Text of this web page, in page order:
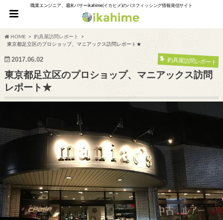
職業エンジニア、週末バサーikahime(イカヒメ)のバスフィッシング情報発信サイト
HOME
釣具屋訪問レポート
東京都足立区のプロショップ、マニアックス訪問レポート★
2017.06.02 釣具屋訪問レポート
東京都足立区のプロショップ、マニアックス訪問
レポート★